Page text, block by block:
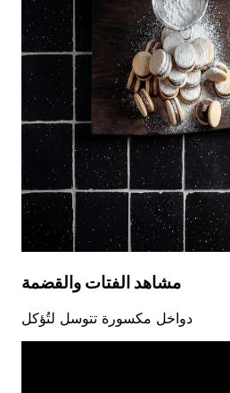
مشاهد الفتات والقضمة
دواخل مكسورة تتوسل لتُؤكل